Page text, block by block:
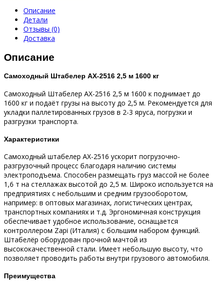
Описание
Детали
Отзывы (0)
Доставка
Описание
Самоходный Штабелер AX-2516 2,5 м 1600 кг
Самоходный Штабелер AX-2516 2,5 м 1600 к поднимает до
1600 кг и подаёт грузы на высоту до 2,5 м. Рекомендуется для
укладки паллетированных грузов в 2-3 яруса, погрузки и
разгрузки транспорта.
Характеристики
Самоходный штабелер AX-2516 ускорит погрузочно-
разгрузочный процесс благодаря наличию системы
электроподъема. Способен размещать груз массой не более
1,6 т на стеллажах высотой до 2,5 м. Широко используется на
предприятиях с небольшим и средним грузооборотом,
например: в оптовых магазинах, логистических центрах,
транспортных компаниях и т.д. Эргономичная конструкция
обеспечивает удобное использование, оснащается
контроллером Zapi (Италия) с большим набором функций.
Штабелёр оборудован прочной мачтой из
высококачественной стали. Имеет небольшую высоту, что
позволяет проводить работы внутри грузового автомобиля.
Преимущества